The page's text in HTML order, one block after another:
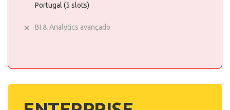
Portugal (5 slots)
BI & Analytics avançado